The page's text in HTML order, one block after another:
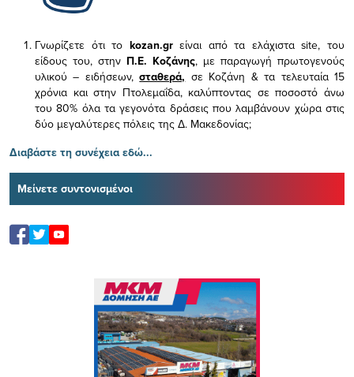
Γνωρίζετε ότι το kozan.gr είναι από τα ελάχισταsite, του
είδους του, στην Π.Ε. Κοζάνης, με παραγωγή πρωτογενούς
υλικού – ειδήσεων,σταθερά, σε Κοζάνη & τα τελευταία 15
χρόνια και στην Πτολεμαΐδα, καλύπτοντας σε ποσοστό άνω
του 80% όλα τα γεγονότα δράσεις που λαμβάνουν χώρα στις
δύο μεγαλύτερες πόλεις της Δ. Μακεδονίας;
Διαβάστε τη συνέχεια εδώ...
Μείνετε συντονισμένοι